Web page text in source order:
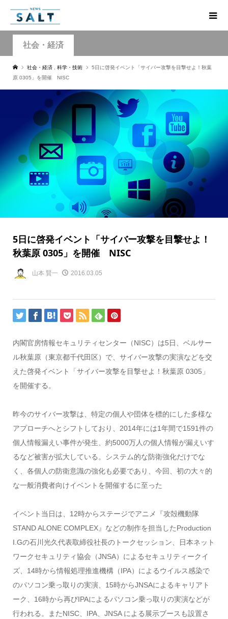
社会・経済
社会・経済 科学・技術
5日に啓発イベント「サイバー攻撃を目撃せよ！秋葉
原 0305」を開催 NISC
5日に啓発イベント「サイバー攻撃を目撃せよ！
秋葉原 0305」を開催 NISC
山本 賢一 2016.03.05
内閣官房情報セキュリティセンター（NISC）は5日、ベルサー
ル秋葉原（東京都千代田区）で、サイバー攻撃の実演などを交
えた啓発イベント「サイバー攻撃を目撃せよ！秋葉原 0305」
を開催する。
昨今のサイバー攻撃は、特定の個人や団体を標的にした多様な
アプローチへとシフトしており、2014年には1年間で1591件の
個人情報漏えい事件が発生、約5000万人の個人情報が漏えいす
るなど被害が拡大している。システム的な防衛強化だけでな
く、各個人の防衛意識の強化も必要であり、今回、初の大々的
な一般消費者向けイベントを開催するに至った
イベント当日は、12時からステージでアニメ『攻殻機動隊
STAND ALONE COMPLEX』などの制作を担当したProduction
I.Gの石川光久代表取締役社長のトークセッション、日本ネット
ワークセキュリティ協会（JNSA）によるセキュリティークイ
ズ、14時から情報処理推進機構（IPA）によるウイルス感染で
のパソコン乗っ取りの実演、15時からJNSAによるキャリアト
ーク、16時から再びIPAによるパソコン乗っ取りの実演などが
行われる。またNISC、IPA、JNSA による展示ブースも設置さ